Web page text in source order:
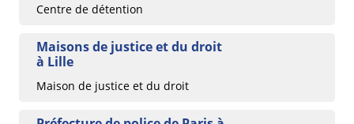
Centre de détention
Maisons de justice et du droit
à Lille
Maison de justice et du droit